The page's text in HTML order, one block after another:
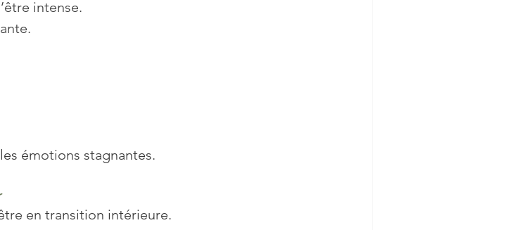
intense.
émotions stagnantes.
en transition intérieure.